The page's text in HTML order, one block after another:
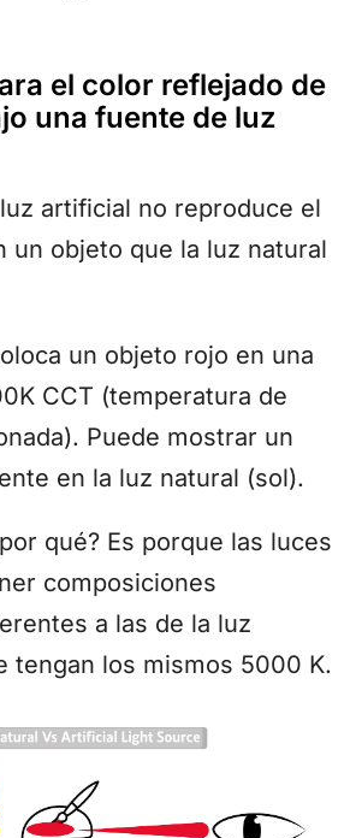
el color reflejado de
una fuente de luz
artificial no reproduce el
un objeto que la luz natural
un objeto rojo en una
CCT (temperatura de
Puede mostrar un
en la luz natural (sol).
qué? Es porque las luces
composiciones
a las de la luz
tengan los mismos 5000 K.